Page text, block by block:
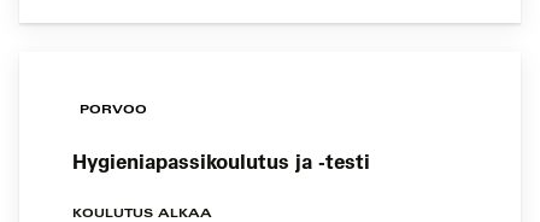
PORVOO
Hygieniapassikoulutus ja -testi
KOULUTUS ALKAA